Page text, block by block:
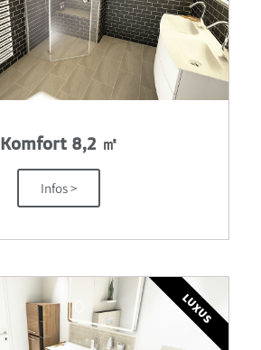
Komfort 8,2 ㎡
Infos >
LUXUS